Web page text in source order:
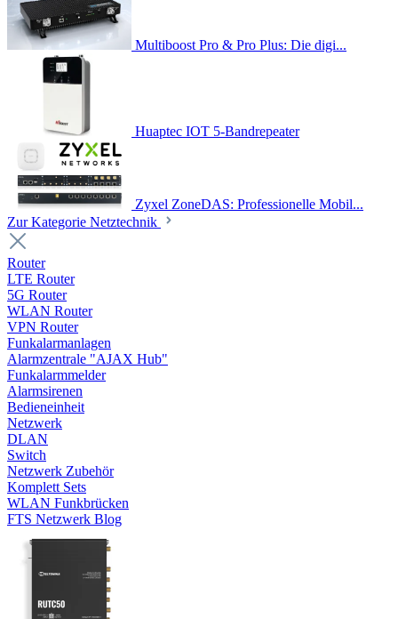
Multiboost Pro & Pro Plus: Die digi...
Huaptec IOT 5-Bandrepeater
Zyxel ZoneDAS: Professionelle Mobil...
Zur Kategorie Netztechnik
Router
LTE Router
5G Router
WLAN Router
VPN Router
Funkalarmanlagen
Alarmzentrale "AJAX Hub"
Funkalarmmelder
Alarmsirenen
Bedieneinheit
Netzwerk
DLAN
Switch
Netzwerk Zubehör
Komplett Sets
WLAN Funkbrücken
FTS Netzwerk Blog